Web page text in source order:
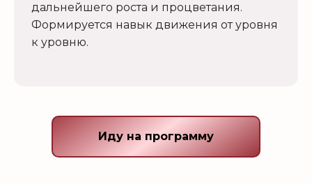
дальнейшего роста и процветания.
Формируется навык движения от уровня
к уровню.
Иду на программу